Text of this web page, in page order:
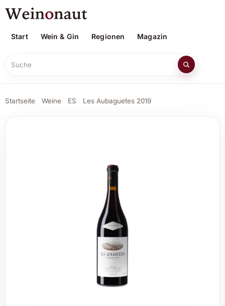
Start Wein & Gin Regionen Magazin
Suche
Startseite Weine ES Les Aubaguetes 2019